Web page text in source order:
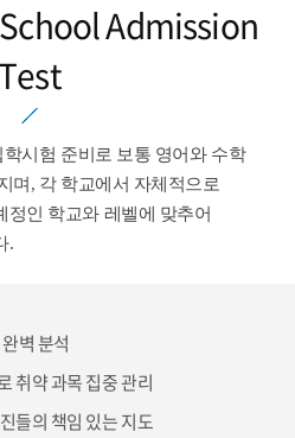
Admission
시험 준비로 보통 영어와 수학
며, 각 학교에서 자체적으로
정인 학교와 레벨에 맞추어
.
벽 분석
취약 과목 집중 관리
들의 책임 있는 지도